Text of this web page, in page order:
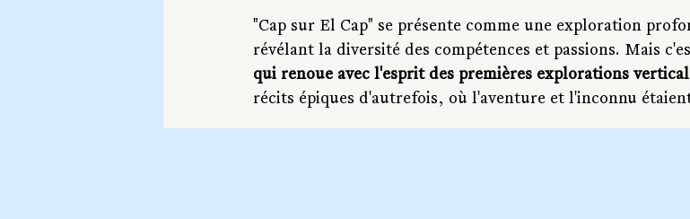
"Cap sur El Cap" se présente comme une exploration
révélant la diversité des compétences et passions. Mais
qui renoue avec l'esprit des premières explorations
récits épiques d'autrefois, où l'aventure et l'inconnu